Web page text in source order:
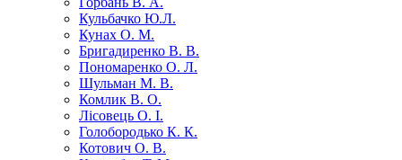
Кульбачко Ю.Л.
Кунах О. М.
Бригадиренко В. В.
Пономаренко О. Л.
Шульман М. В.
Комлик В. О.
Лісовець О. І.
Голобородько К. К.
Котович О. В.